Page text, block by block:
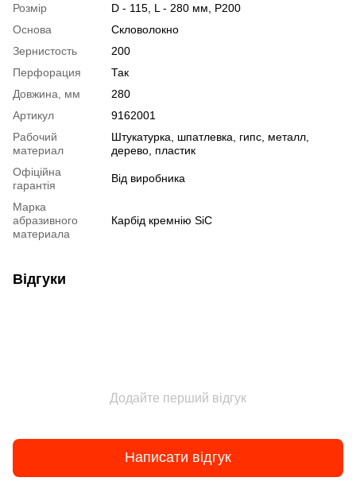
Розмір
D - 115, L - 280 мм, P200
Основа
Скловолокно
Зернистость
200
Перфорация
Так
Довжина, мм
280
Артикул
9162001
Рабочий
материал
Штукатурка, шпатлевка, гипс, металл,
дерево, пластик
Офіційна
гарантія
Від виробника
Марка
абразивного
материала
Карбід кремнію SiC
Відгуки
Додайте перший відгук
Написати відгук